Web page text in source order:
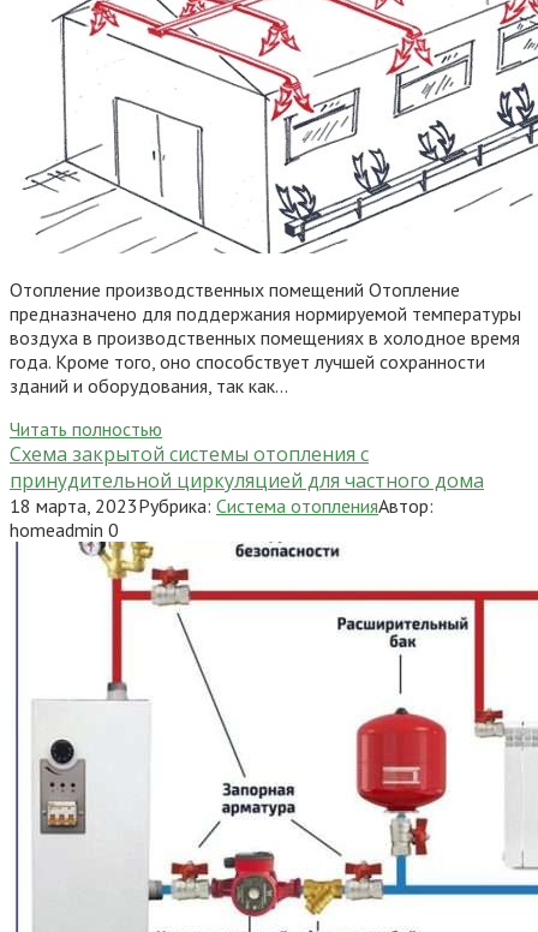
Отопление производственных помещений Отопление
предназначено для поддержания нормируемой температуры
воздуха в производственных помещениях в холодное время
года. Кроме того, оно способствует лучшей сохранности
зданий и оборудования, так как…
Читать полностью
Схема закрытой системы отопления с
принудительной циркуляцией для частного дома
18 марта, 2023Рубрика: Система отопленияАвтор:
homeadmin 0